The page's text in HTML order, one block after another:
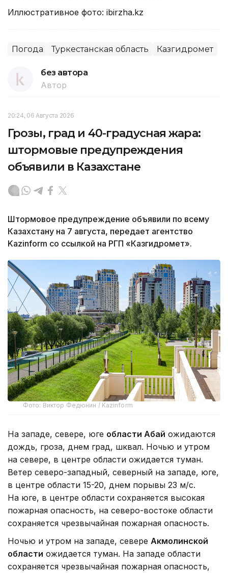
Иллюстративное фото: ibirzha.kz
Погода Туркестанская область Казгидромет
без автора
Автор
20:24, 06 Августа 2026
Грозы, град и 40-градусная жара:
штормовые предупреждения
объявили в Казахстане
Штормовое предупреждение объявили по всему
Казахстану на 7 августа, передает агентство
Kazinform со ссылкой на РГП «Казгидромет».
Фото: Виктор Федюнин / Kazinform
На западе, севере, юге области Абай ожидаются
дождь, гроза, днем град, шквал. Ночью и утром
на севере, в центре области ожидается туман.
Ветер северо-западный, северный на западе, юге,
в центре области 15-20, днем порывы 23 м/с.
На юге, в центре области сохраняется высокая
пожарная опасность, на северо-востоке области
сохраняется чрезвычайная пожарная опасность.
Ночью и утром на западе, севере Акмолинской
области ожидается туман. На западе области
сохраняется чрезвычайная пожарная опасность,